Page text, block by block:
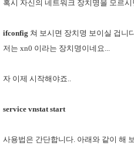
혹시 자신의 네트워크 장치명을 모르시
ifconfig 쳐 보시면 장치명 보이실 겁니
저는 xn0 이라는 장치명이네요...
자 이제 시작해야죠..
service vnstat start
사용법은 간단합니다. 아래와 같이 해